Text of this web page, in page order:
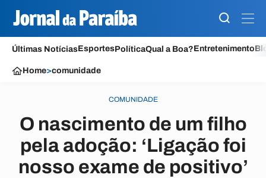
Últimas NotíciasEsportesPolíticaQual a Boa?Entretenimento
Home>comunidade
COMUNIDADE
O nascimento de um filho
pela adoção: ‘Ligação foi
nosso exame de positivo’